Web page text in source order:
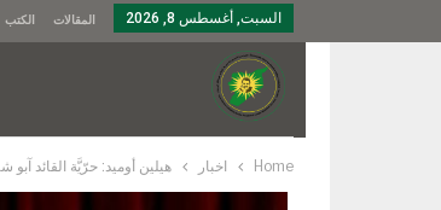
السبت, أغسطس 8, 2026 المقالات الكتب
Home اخبار هيلين أوميد: حرّيَّة القائد